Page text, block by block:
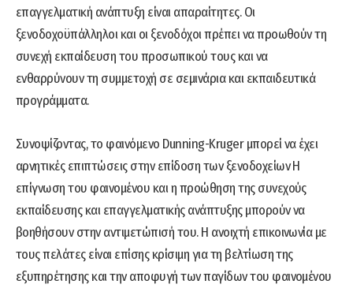
επαγγελματική ανάπτυξη είναι απαραίτητες. Οι
ξενοδοχοϋπάλληλοι και οι ξενοδόχοι πρέπει να προωθούν τη
συνεχή εκπαίδευση του προσωπικού τους και να
ενθαρρύνουν τη συμμετοχή σε σεμινάρια και εκπαιδευτικά
προγράμματα.
Συνοψίζοντας, το φαινόμενο Dunning-Kruger μπορεί να έχει
αρνητικές επιπτώσεις στην επίδοση των ξενοδοχείων Η
επίγνωση του φαινομένου και η προώθηση της συνεχούς
εκπαίδευσης και επαγγελματικής ανάπτυξης μπορούν να
βοηθήσουν στην αντιμετώπισή του. Η ανοιχτή επικοινωνία με
τους πελάτες είναι επίσης κρίσιμη για τη βελτίωση της
εξυπηρέτησης και την αποφυγή των παγίδων του φαινομένου